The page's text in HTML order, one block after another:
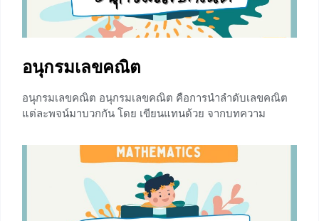
อนุกรมเลขคณิต
อนุกรมเลขคณิต อนุกรมเลขคณิต คือการนำลำดับเลขคณิต
แต่ละพจน์มาบวกกัน โดย เขียนแทนด้วย จากบทความ
จำนวนบวกกัน ในบทความนี้จะพูดถึงการบวกของลำดับ
เลขคณิต การหาผลบวก สูตรสำหรับการหาผลบวกเลขคณิต
สูตรอนุกรมเลขคณิต สูตรของอนุกรมเลขคณิตมีอยู่ 2 สูตร
ดังนี้ 1) โดยที่ d คือ ผลต่างร่วม 2) โดยจะใช้สูตรนี้ก็ต่อเมื่อ